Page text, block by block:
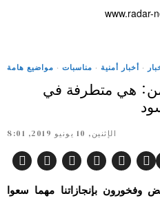
· أخبار أمنية · مناسبات · مواضيع هامة
هي متطرفة في
الإثنين, 10 يونيو 2019, 8:01
وفخورون بإنجازاتنا مهما سعوا